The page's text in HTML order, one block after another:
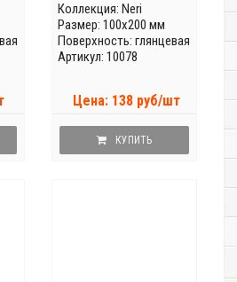
Коллекция: Neri
Размер: 100x200 мм
Поверхность: глянцевая
Артикул: 10078
Цена: 138 руб/шт
КУПИТЬ